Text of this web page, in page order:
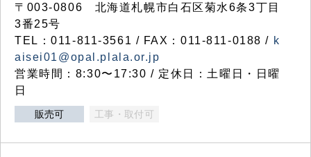
〒003-0806 北海道札幌市白石区菊水6条3丁目
3番25号
TEL：011-811-3561 / FAX：011-811-0188 / k
aisei01@opal.plala.or.jp
営業時間：8:30〜17:30 / 定休日：土曜日・日曜
日
販売可 工事・取付可